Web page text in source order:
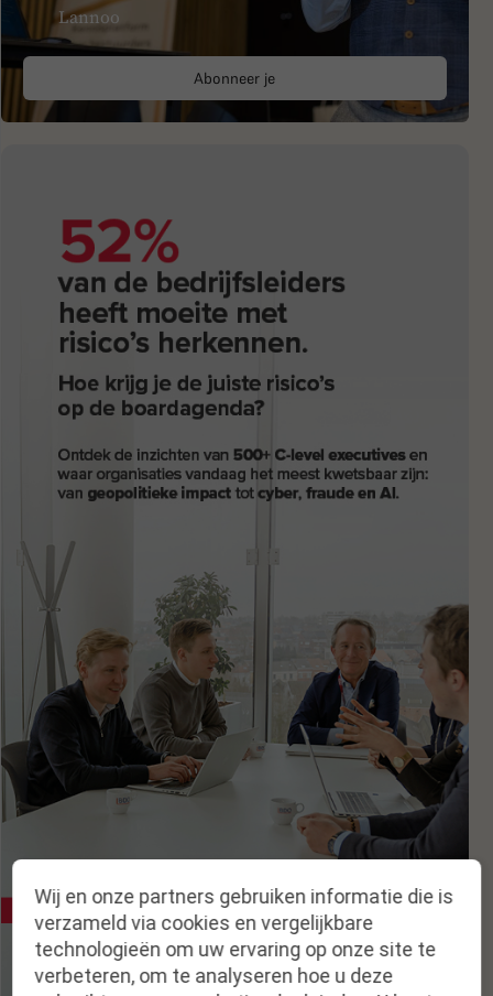
Lannoo
Abonneer je
Wij en onze partners gebruiken informatie die is
verzameld via cookies en vergelijkbare
technologieën om uw ervaring op onze site te
verbeteren, om te analyseren hoe u deze